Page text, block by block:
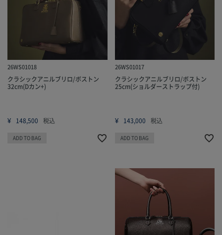
26WS01018
クラシックアニルブリロ/ボストン
32cm(Dカン+)
¥ 148,500 税込
ADD TO BAG
26WS01017
クラシックアニルブリロ/ボストン
25cm(ショルダーストラップ付)
¥ 143,000 税込
ADD TO BAG